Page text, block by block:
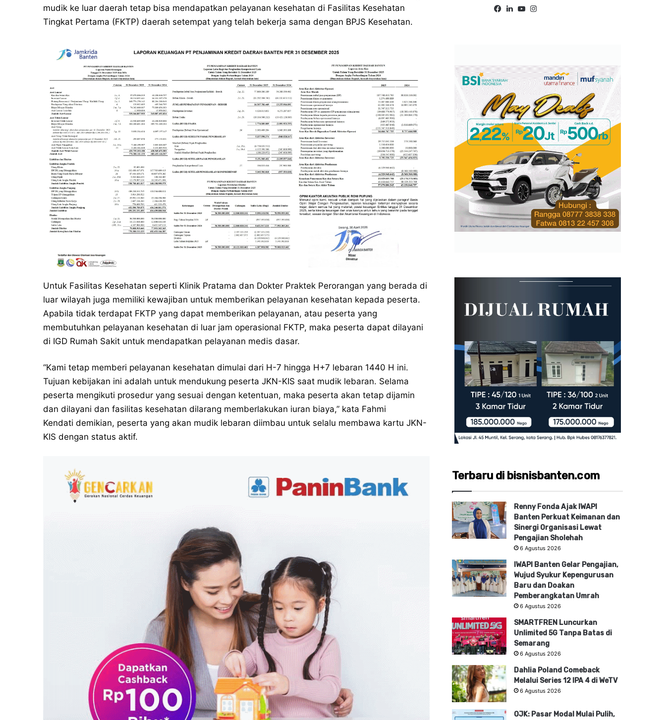
mudik ke luar daerah tetap bisa mendapatkan pelayanan kesehatan di Fasilitas Kesehatan
Tingkat Pertama (FKTP) daerah setempat yang telah bekerja sama dengan BPJS Kesehatan.
Untuk Fasilitas Kesehatan seperti Klinik Pratama dan Dokter Praktek Perorangan yang berada di
luar wilayah juga memiliki kewajiban untuk memberikan pelayanan kesehatan kepada peserta.
Apabila tidak terdapat FKTP yang dapat memberikan pelayanan, atau peserta yang
membutuhkan pelayanan kesehatan di luar jam operasional FKTP, maka peserta dapat dilayani
di IGD Rumah Sakit untuk mendapatkan pelayanan medis dasar.
“Kami tetap memberi pelayanan kesehatan dimulai dari H-7 hingga H+7 lebaran 1440 H ini.
Tujuan kebijakan ini adalah untuk mendukung peserta JKN-KIS saat mudik lebaran. Selama
peserta mengikuti prosedur yang sesuai dengan ketentuan, maka peserta akan tetap dijamin
dan dilayani dan fasilitas kesehatan dilarang memberlakukan iuran biaya,” kata Fahmi
Kendati demikian, peserta yang akan mudik lebaran diimbau untuk selalu membawa kartu JKN-
KIS dengan status aktif.
Fa Lin Yo
Terbaru di bisnisbanten.com
Renny Fonda Ajak IWAPI
Banten Perkuat Keimanan dan
Sinergi Organisasi Lewat
Pengajian Sholehah
6 Agustus 2026
IWAPI Banten Gelar Pengajian,
Wujud Syukur Kepengurusan
Baru dan Doakan
Pemberangkatan Umrah
6 Agustus 2026
SMARTFREN Luncurkan
Unlimited 5G Tanpa Batas di
Semarang
6 Agustus 2026
Dahlia Poland Comeback
Melalui Series 12 IPA 4 di WeTV
6 Agustus 2026
OJK: Pasar Modal Mulai Pulih,